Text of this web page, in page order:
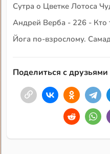
Сутра о Цветке Лотоса
Андрей Верба - 226 - Кто
Йога по-взрослому.
Поделиться с друзьями